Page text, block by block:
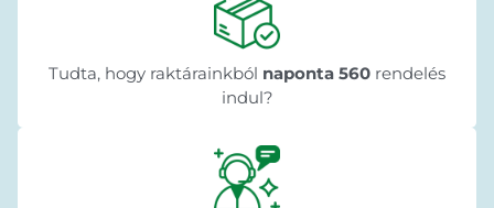
Tudta, hogy raktárainkból naponta 560 rendelés
indul?